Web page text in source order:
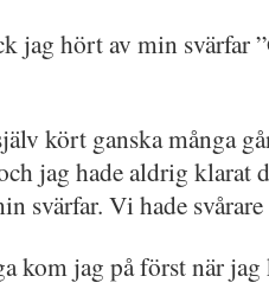
jag hört av min svärfar
kört ganska många
jag hade aldrig klarat
svärfar. Vi hade
kom jag på först när